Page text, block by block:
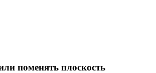
поменять плоскость